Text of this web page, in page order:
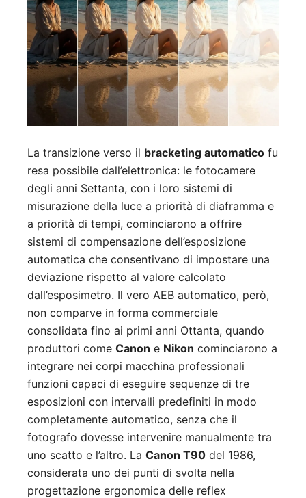
La transizione verso il bracketing automatico fu
resa possibile dall’elettronica: le fotocamere
degli anni Settanta, con i loro sistemi di
misurazione della luce a priorità di diaframma e
a priorità di tempi, cominciarono a offrire
sistemi di compensazione dell’esposizione
automatica che consentivano di impostare una
deviazione rispetto al valore calcolato
dall’esposimetro. Il vero AEB automatico, però,
non comparve in forma commerciale
consolidata fino ai primi anni Ottanta, quando
produttori come Canon e Nikon cominciarono a
integrare nei corpi macchina professionali
funzioni capaci di eseguire sequenze di tre
esposizioni con intervalli predefiniti in modo
completamente automatico, senza che il
fotografo dovesse intervenire manualmente tra
uno scatto e l’altro. La Canon T90 del 1986,
considerata uno dei punti di svolta nella
progettazione ergonomica delle reflex